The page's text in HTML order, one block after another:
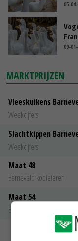
05-
09-
MARKTPRIJZEN
Vleeskuikens
Weekcijfers
Slachtkippen
Weekcijfers
Maat 48
Barneveld kooieieren
Maat 54
Barneveld kooieieren